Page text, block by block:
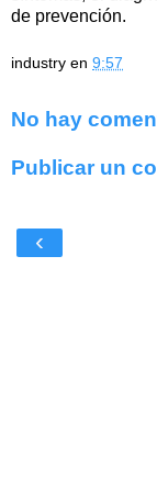
de prevención.
industry en 9:57
No hay
Publicar un
‹